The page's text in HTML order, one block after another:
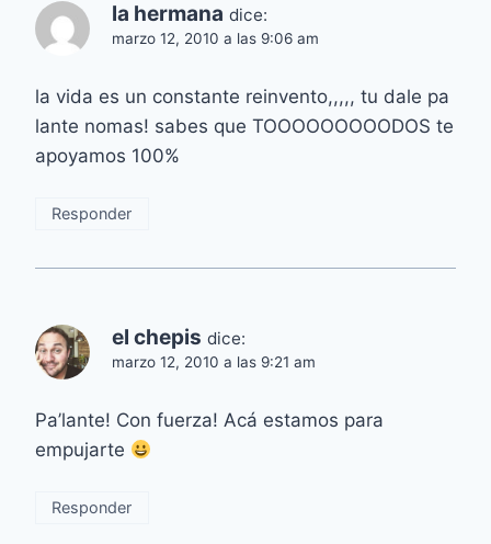
la hermana dice:
marzo 12, 2010 a las 9:06 am
la vida es un constante reinvento,,,,, tu dale pa
lante nomas! sabes que TOOOOOOOOODOS te
apoyamos 100%
Responder
el chepis dice:
marzo 12, 2010 a las 9:21 am
Pa’lante! Con fuerza! Acá estamos para
empujarte
Responder